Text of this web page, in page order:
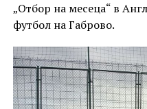
„Отбор на месеца“ в
футбол на Габрово.